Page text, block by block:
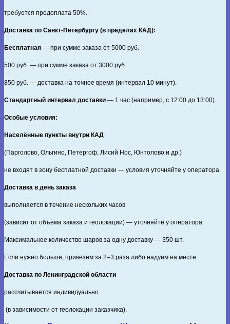
требуется предоплата 50%.
Доставка по Санкт‑Петербургу (в пределах КАД):
Бесплатная — при сумме заказа от 5000 руб.
500 руб. — при сумме заказа от 3000 руб.
850 руб. — доставка на точное время (интервал 10 минут).
Стандартный интервал доставки — 1 час (например, с 12:00 до 13:00).
Особые условия:
Населённые пункты внутри КАД
(Парголово, Ольгино, Петергоф, Лисий Нос, Юнтолово и др.)
не входят в зону бесплатной доставки — условия уточняйте у оператора.
Доставка в день заказа
выполняется в течение нескольких часов
(зависит от объёма заказа и геолокации) — уточняйте у оператора.
Максимальное количество шаров за одну доставку — 350 шт.
Если нужно больше, привезём за 2–3 раза либо надуем на месте.
Доставка по Ленинградской области
рассчитывается индивидуально
(в зависимости от геолокации заказчика).